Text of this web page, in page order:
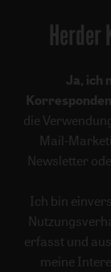
Herder
Ja, ich
die
Mail-
Newsletter
Ich bin
erfasst und
meine